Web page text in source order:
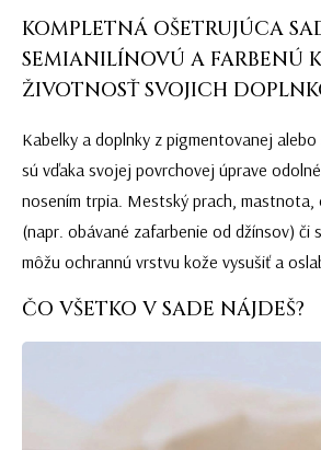
KOMPLETNÁ OŠETRUJÚCA
SEMIANILÍNOVÚ A FARBENÚ
ŽIVOTNOSŤ SVOJICH
Kabelky a doplnky z pigmentovanej
sú vďaka svojej povrchovej úprave
nosením trpia. Mestský prach, mastnota,
(napr. obávané zafarbenie od džínsov) či
môžu ochrannú vrstvu kože vysušiť a
ČO VŠETKO V SADE NÁJDEŠ?